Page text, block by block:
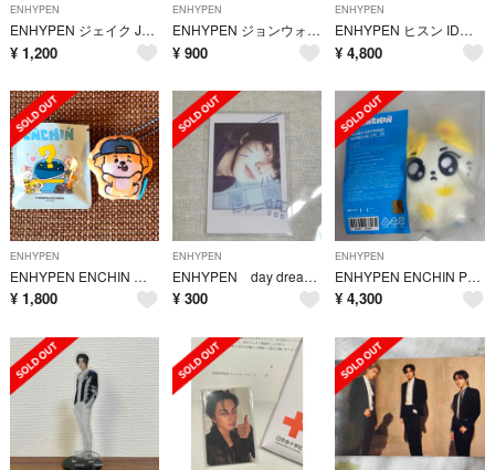
ENHYPEN
ENHYPEN ジェイク JAKE mixsoonミクスン 購入特典 フォト
¥ 1,200
ENHYPEN
ENHYPEN ジョンウォン JUNGWON ジェイ JAY シネマ 購入特典
¥ 900
ENHYPEN
ENHYPEN ヒスン IDカード トレカケース まとめ売り EVAN 匿名配送
¥ 4,800
ENHYPEN
ENHYPEN ENCHIN エンチン クッションキーリング JAKEY
¥ 1,800
ENHYPEN
ENHYPEN day dream JAPAN Edition ジョンウォン
¥ 300
ENHYPEN
ENHYPEN ENCHIN PLUSH KEYRING WONCHU 公式品
¥ 4,300